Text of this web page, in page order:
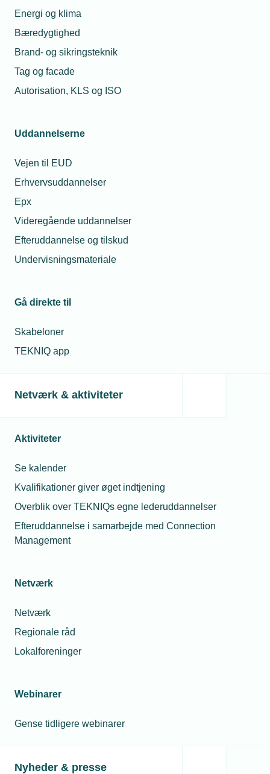
Energi og klima
Bæredygtighed
Brand- og sikringsteknik
Tag og facade
Autorisation, KLS og ISO
Uddannelserne
Vejen til EUD
Erhvervsuddannelser
Epx
Videregående uddannelser
Efteruddannelse og tilskud
Undervisningsmateriale
Gå direkte til
Skabeloner
TEKNIQ app
Netværk & aktiviteter
Aktiviteter
Se kalender
Kvalifikationer giver øget indtjening
Overblik over TEKNIQs egne lederuddannelser
Efteruddannelse i samarbejde med Connection
Management
Netværk
Netværk
Regionale råd
Lokalforeninger
Webinarer
Gense tidligere webinarer
Nyheder & presse
mangler at ”slippe data fri”. For offentlige data er det
råstof, der kan være med til at skabe nye
forretningsmodeller på et tidspunkt, hvor der er brug
for at styrke erhvervslivets muligheder efter
coronakrisen,” siger Troels Blicher Danielsen.
BEMÆRK: Læs hele rapporten her!
Kontaktperson
Kommunikation
E-mail:
tekniq@tekniq.dk